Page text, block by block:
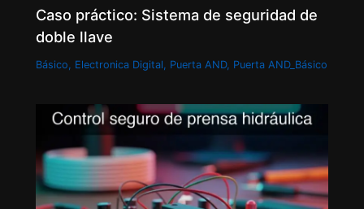
Caso práctico: Sistema de seguridad de
doble llave
Básico, Electronica Digital, Puerta AND, Puerta AND_Básico